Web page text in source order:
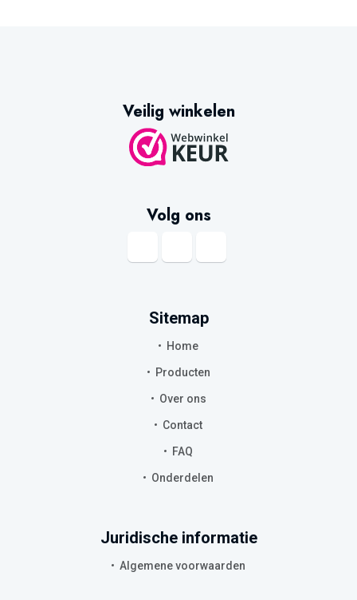
Veilig winkelen
Volg ons
Sitemap
Home
Producten
Over ons
Contact
FAQ
Onderdelen
Juridische informatie
Algemene voorwaarden